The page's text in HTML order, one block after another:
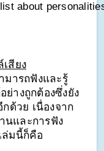
สียง
มารถฟังและรู้
ย่างถูกต้องซึ่งยัง
ด้วย เนื่องจาก
นและการฟัง
ล่มนี้ก็คือ